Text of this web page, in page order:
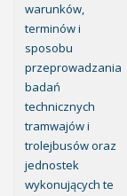
warunków,
terminów i
sposobu
przeprowadzania
badań
technicznych
tramwajów i
trolejbusów oraz
jednostek
wykonujących te